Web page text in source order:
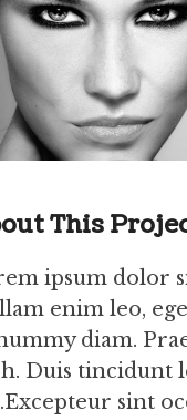
This
ipsum dolor
enim leo,
diam.
Duis tincidunt
sint